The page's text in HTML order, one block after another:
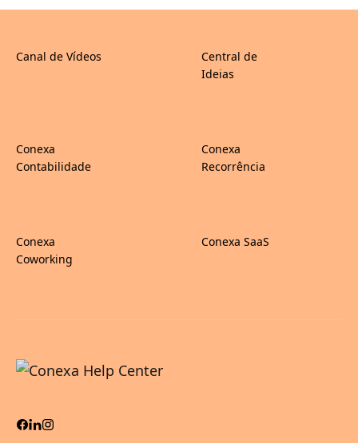
Canal de Vídeos
Central de
Ideias
Conexa
Contabilidade
Conexa
Recorrência
Conexa
Coworking
Conexa SaaS